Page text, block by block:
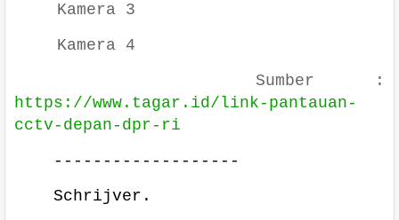
Kamera 3
Kamera 4
Sumber :
https://www.tagar.id/link-pantauan-
cctv-depan-dpr-ri
-------------------
Schrijver.